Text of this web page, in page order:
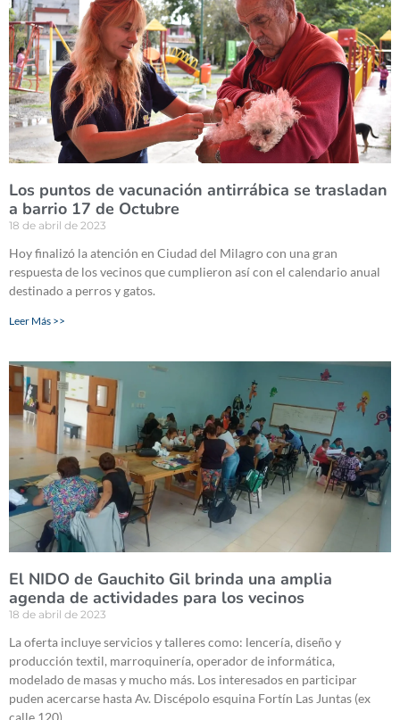
Los puntos de vacunación antirrábica se trasladan
a barrio 17 de Octubre
18 de abril de 2023
Hoy finalizó la atención en Ciudad del Milagro con una gran
respuesta de los vecinos que cumplieron así con el calendario anual
destinado a perros y gatos.
Leer Más >>
El NIDO de Gauchito Gil brinda una amplia
agenda de actividades para los vecinos
18 de abril de 2023
La oferta incluye servicios y talleres como: lencería, diseño y
producción textil, marroquinería, operador de informática,
modelado de masas y mucho más. Los interesados en participar
puden acercarse hasta Av. Discépolo esquina Fortín Las Juntas (ex